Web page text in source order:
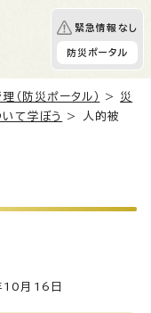
緊急情報なし
防災ポータル
（防災ポータル） > 災
て学ぼう
> 人的被
月16日